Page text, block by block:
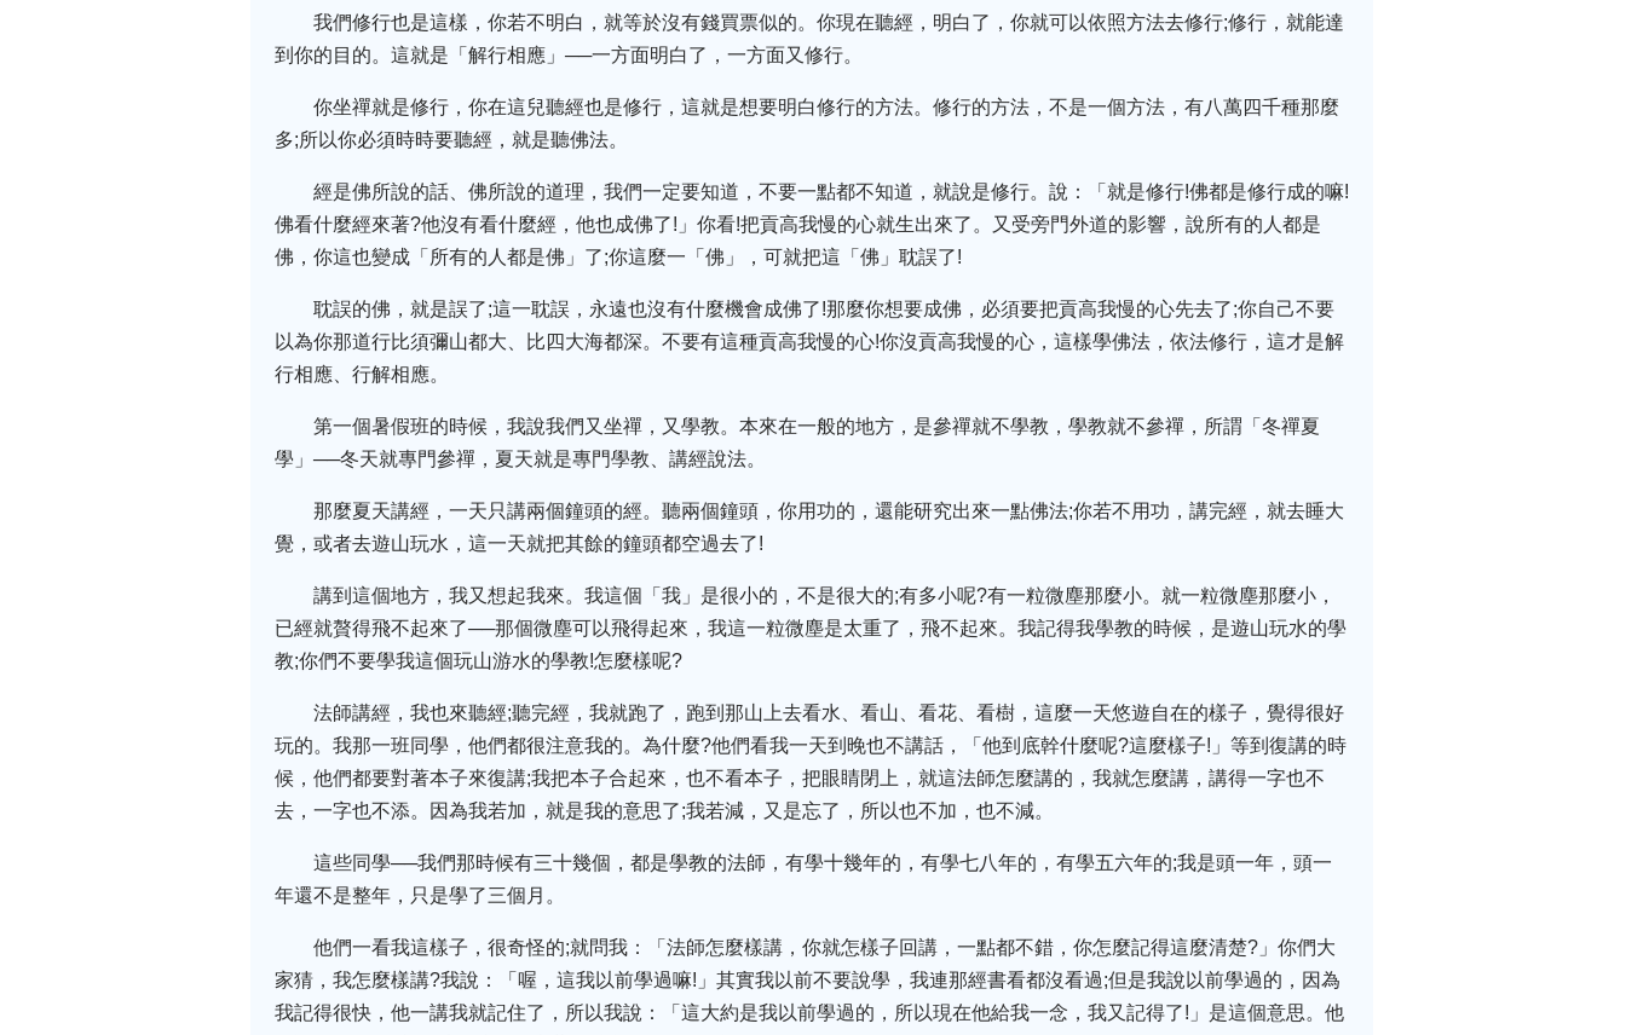
我們修行也是這樣，你若不明白，就等於沒有錢買票似的。你現在聽經，明白了，你就可以依照方法去修行;修行，就能達
到你的目的。這就是「解行相應」──一方面明白了，一方面又修行。
你坐禪就是修行，你在這兒聽經也是修行，這就是想要明白修行的方法。修行的方法，不是一個方法，有八萬四千種那麼
多;所以你必須時時要聽經，就是聽佛法。
經是佛所說的話、佛所說的道理，我們一定要知道，不要一點都不知道，就說是修行。說：「就是修行!佛都是修行成的嘛!
佛看什麼經來著?他沒有看什麼經，他也成佛了!」你看!把貢高我慢的心就生出來了。又受旁門外道的影響，說所有的人都是
佛，你這也變成「所有的人都是佛」了;你這麼一「佛」，可就把這「佛」耽誤了!
耽誤的佛，就是誤了;這一耽誤，永遠也沒有什麼機會成佛了!那麼你想要成佛，必須要把貢高我慢的心先去了;你自己不要
以為你那道行比須彌山都大、比四大海都深。不要有這種貢高我慢的心!你沒貢高我慢的心，這樣學佛法，依法修行，這才是解
行相應、行解相應。
第一個暑假班的時候，我說我們又坐禪，又學教。本來在一般的地方，是參禪就不學教，學教就不參禪，所謂「冬禪夏
學」──冬天就專門參禪，夏天就是專門學教、講經說法。
那麼夏天講經，一天只講兩個鐘頭的經。聽兩個鐘頭，你用功的，還能研究出來一點佛法;你若不用功，講完經，就去睡大
覺，或者去遊山玩水，這一天就把其餘的鐘頭都空過去了!
講到這個地方，我又想起我來。我這個「我」是很小的，不是很大的;有多小呢?有一粒微塵那麼小。就一粒微塵那麼小，
已經就贅得飛不起來了──那個微塵可以飛得起來，我這一粒微塵是太重了，飛不起來。我記得我學教的時候，是遊山玩水的學
教;你們不要學我這個玩山游水的學教!怎麼樣呢?
法師講經，我也來聽經;聽完經，我就跑了，跑到那山上去看水、看山、看花、看樹，這麼一天悠遊自在的樣子，覺得很好
玩的。我那一班同學，他們都很注意我的。為什麼?他們看我一天到晚也不講話，「他到底幹什麼呢?這麼樣子!」等到復講的時
候，他們都要對著本子來復講;我把本子合起來，也不看本子，把眼睛閉上，就這法師怎麼講的，我就怎麼講，講得一字也不
去，一字也不添。因為我若加，就是我的意思了;我若減，又是忘了，所以也不加，也不減。
這些同學──我們那時候有三十幾個，都是學教的法師，有學十幾年的，有學七八年的，有學五六年的;我是頭一年，頭一
年還不是整年，只是學了三個月。
他們一看我這樣子，很奇怪的;就問我：「法師怎麼樣講，你就怎樣子回講，一點都不錯，你怎麼記得這麼清楚?」你們大
家猜，我怎麼樣講?我說：「喔，這我以前學過嘛!」其實我以前不要說學，我連那經書看都沒看過;但是我說以前學過的，因為
我記得很快，他一講我就記住了，所以我說：「這大約是我以前學過的，所以現在他給我一念，我又記得了!」是這個意思。他